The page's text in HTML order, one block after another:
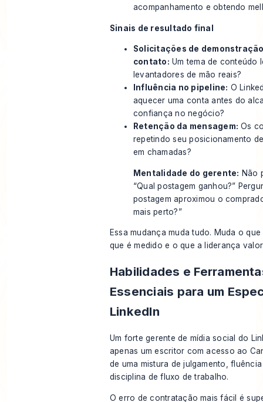
acompanhamento e obtendo
Sinais de resultado final
Solicitações de
contato: Um tema de conteúdo
levantadores de mão reais?
Influência no pipeline: O
aquecer uma conta antes do
confiança no negócio?
Retenção da mensagem: Os
repetindo seu posicionamento
em chamadas?
Mentalidade do gerente: Não
“Qual postagem ganhou?”
postagem aproximou o
mais perto?”
Essa mudança muda tudo. Muda o
que é medido e o que a liderança
Habilidades e
Essenciais para um
LinkedIn
Um forte gerente de mídia social do
apenas um escritor com acesso ao
de uma mistura de julgamento,
disciplina de fluxo de trabalho.
O erro de contratação mais fácil é